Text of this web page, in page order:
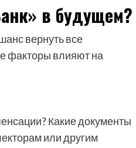
в будущем?
вернуть все
факторы влияют на
Какие документы
или другим